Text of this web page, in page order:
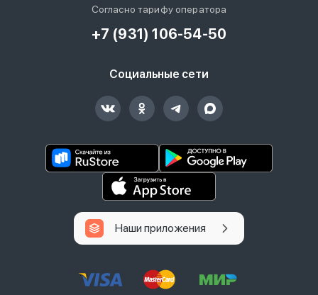
Согласно тарифу оператора
+7 (931) 106-54-50
Социальные сети
Наши приложения